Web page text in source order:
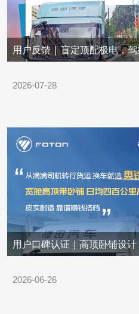
2026-07-28
2026-06-26